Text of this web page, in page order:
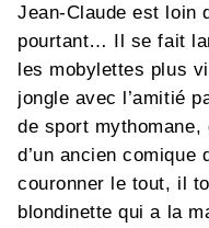
Jean-Claude est loin
pourtant… Il se fait
les mobylettes plus
jongle avec l’amitié
de sport mythomane,
d’un ancien
couronner le tout, il
blondinette qui a la